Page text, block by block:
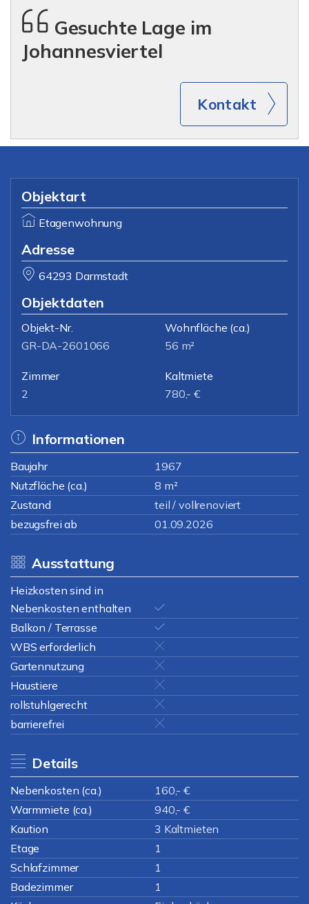
Gesuchte Lage im
Johannesviertel
Kontakt
Objektart
Etagenwohnung
Adresse
64293 Darmstadt
Objektdaten
Objekt-Nr.
GR-DA-2601066
Wohnfläche (ca.)
56 m²
Zimmer
2
Kaltmiete
780,- €
Informationen
Baujahr
1967
Nutzfläche (ca.)
8 m²
Zustand
teil / vollrenoviert
bezugsfrei ab
01.09.2026
Ausstattung
Heizkosten sind in
Nebenkosten enthalten
Balkon / Terrasse
WBS erforderlich
Gartennutzung
Haustiere
rollstuhlgerecht
barrierefrei
Details
Nebenkosten (ca.)
160,- €
Warmmiete (ca.)
940,- €
Kaution
3 Kaltmieten
Etage
1
Schlafzimmer
1
Badezimmer
1